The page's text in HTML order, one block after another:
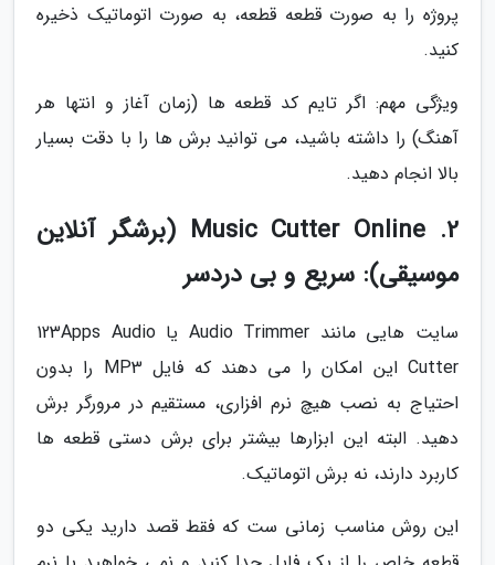
پروژه را به صورت قطعه قطعه، به صورت اتوماتیک ذخیره
کنید.
ویژگی مهم: اگر تایم کد قطعه ها (زمان آغاز و انتها هر
آهنگ) را داشته باشید، می توانید برش ها را با دقت بسیار
بالا انجام دهید.
2. Music Cutter Online (برشگر آنلاین
موسیقی): سریع و بی دردسر
سایت هایی مانند Audio Trimmer یا 123Apps Audio
Cutter این امکان را می دهند که فایل MP3 را بدون
احتیاج به نصب هیچ نرم افزاری، مستقیم در مرورگر برش
دهید. البته این ابزارها بیشتر برای برش دستی قطعه ها
کاربرد دارند، نه برش اتوماتیک.
این روش مناسب زمانی ست که فقط قصد دارید یکی دو